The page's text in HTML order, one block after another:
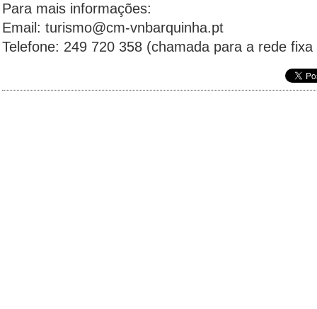
Para mais informações:
Email: turismo@cm-vnbarquinha.pt
Telefone: 249 720 358 (chamada para a rede fixa